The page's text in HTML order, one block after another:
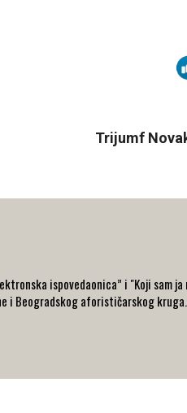
Trijumf
ispovedaonica” i "Koji sam
i Beogradskog aforističarskog